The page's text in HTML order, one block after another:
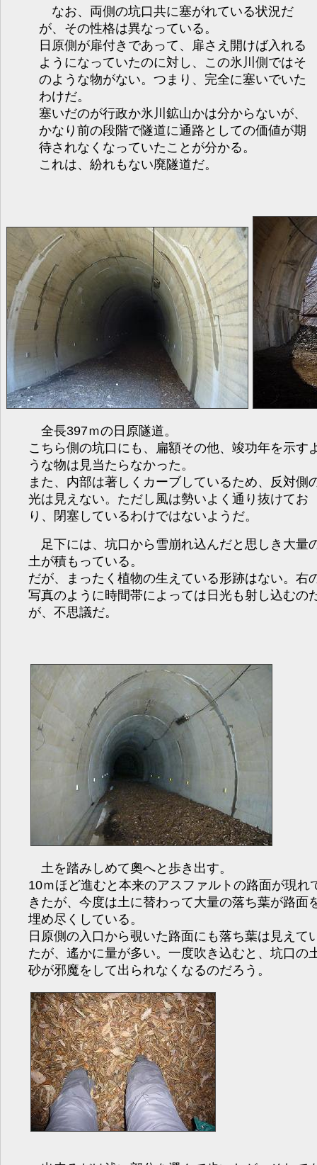
なお、両側の坑口共に塞がれている状況だ
が、その性格は異なっている。
日原側が扉付きであって、扉さえ開けば入れる
ようになっていたのに対し、この氷川側ではそ
のような物がない。つまり、完全に塞いでいた
わけだ。
塞いだのが行政か氷川鉱山かは分からないが、
かなり前の段階で隧道に通路としての価値が期
待されなくなっていたことが分かる。
これは、紛れもない廃隧道だ。
全長397ｍの日原隧道。
こちら側の坑口にも、扁額その他、竣功年を示す
うな物は見当たらなかった。
また、内部は著しくカーブしているため、反対側
光は見えない。ただし風は勢いよく通り抜けてお
り、閉塞しているわけではないようだ。
足下には、坑口から雪崩れ込んだと思しき大量
土が積もっている。
だが、まったく植物の生えている形跡はない。右
写真のように時間帯によっては日光も射し込むの
が、不思議だ。
土を踏みしめて奧へと歩き出す。
10ｍほど進むと本来のアスファルトの路面が現れ
きたが、今度は土に替わって大量の落ち葉が路面
埋め尽くしている。
日原側の入口から覗いた路面にも落ち葉は見えて
たが、遙かに量が多い。一度吹き込むと、坑口の
砂が邪魔をして出られなくなるのだろう。